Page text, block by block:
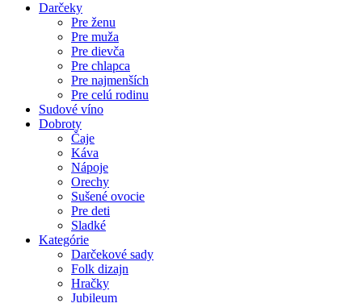
Darčeky
Pre ženu
Pre muža
Pre dievča
Pre chlapca
Pre najmenších
Pre celú rodinu
Sudové víno
Dobroty
Čaje
Káva
Nápoje
Orechy
Sušené ovocie
Pre deti
Sladké
Kategórie
Darčekové sady
Folk dizajn
Hračky
Jubileum